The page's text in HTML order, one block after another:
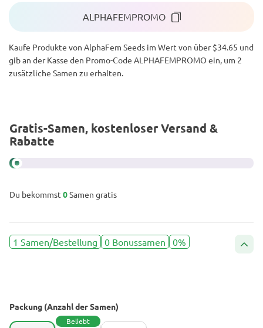
ALPHAFEMPROMO
Kaufe Produkte von AlphaFem Seeds im Wert von über $34.65 und
gib an der Kasse den Promo-Code ALPHAFEMPROMO ein, um 2
zusätzliche Samen zu erhalten.
Gratis-Samen, kostenloser Versand &
Rabatte
Du bekommst 0Samen gratis
1 Samen/Bestellung 0 Bonussamen 0%
Packung (Anzahl der Samen)
Beliebt